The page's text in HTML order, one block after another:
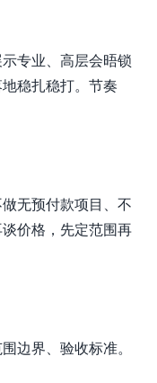
专业、高层会晤锁
稳扎稳打。节奏
无预付款项目、不
价格，先定范围再
边界、验收标准。